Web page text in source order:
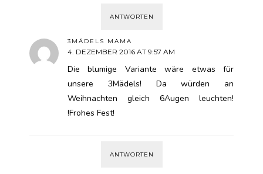
ANTWORTEN
3MÄDELS MAMA
4. DEZEMBER 2016 AT 9:57 AM
Die blumige Variante wäre etwas für
unsere 3Mädels! Da würden an
Weihnachten gleich 6Augen leuchten!
!Frohes Fest!
ANTWORTEN